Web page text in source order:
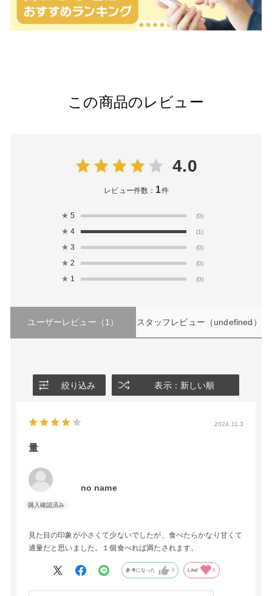
この商品のレビュー
4.0
レビュー件数： 1件
★ 5 (0)
★ 4 (1)
★ 3 (0)
★ 2 (0)
★ 1 (0)
ユーザーレビュー （1） スタッフレビュー （undefined）
絞り込み 表示：新しい順
2024.11.3
量
no name
見た目の印象が小さくて少ないでしたが、食べたらかなり甘くて
適量だと思いました。１個食べれば満たされます。
参考になった 0 Like! 0